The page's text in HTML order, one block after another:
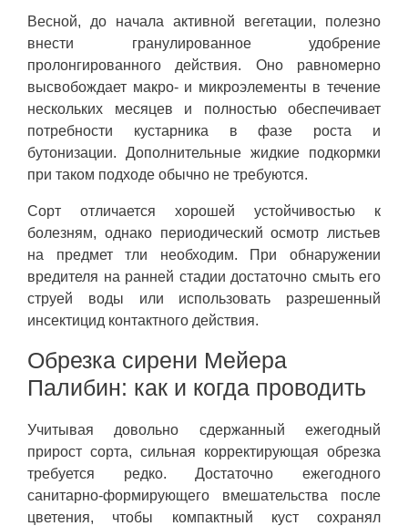
Весной, до начала активной вегетации, полезно
внести гранулированное удобрение
пролонгированного действия. Оно равномерно
высвобождает макро- и микроэлементы в течение
нескольких месяцев и полностью обеспечивает
потребности кустарника в фазе роста и
бутонизации. Дополнительные жидкие подкормки
при таком подходе обычно не требуются.
Сорт отличается хорошей устойчивостью к
болезням, однако периодический осмотр листьев
на предмет тли необходим. При обнаружении
вредителя на ранней стадии достаточно смыть его
струей воды или использовать разрешенный
инсектицид контактного действия.
Обрезка сирени Мейера
Палибин: как и когда проводить
Учитывая довольно сдержанный ежегодный
прирост сорта, сильная корректирующая обрезка
требуется редко. Достаточно ежегодного
санитарно-формирующего вмешательства после
цветения, чтобы компактный куст сохранял